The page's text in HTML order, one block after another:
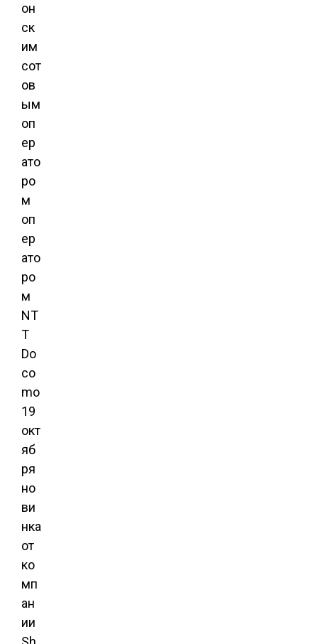
он
ск
им
сот
ов
ым
оп
ер
ато
ро
м
оп
ер
ато
ро
м
NT
T
Do
co
mo
19
окт
яб
ря
но
ви
нка
от
ко
мп
ан
ии